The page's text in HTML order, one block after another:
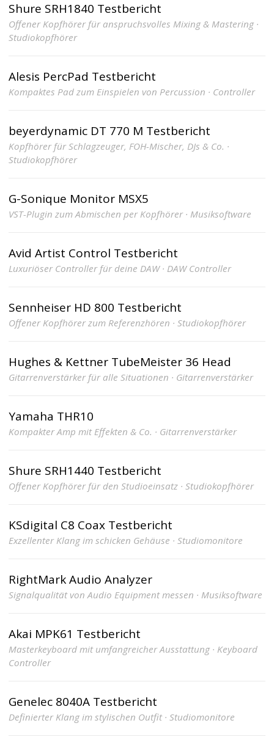
Shure SRH1840 Testbericht
Offener Kopfhörer für anspruchsvolles Mixing & Mastering ·
Studiokopfhörer
Alesis PercPad Testbericht
Kompaktes Pad zum Einspielen von Percussion · Controller
beyerdynamic DT 770 M Testbericht
Kopfhörer für Schlagzeuger, FOH-Mischer, DJs & Co. ·
Studiokopfhörer
G-Sonique Monitor MSX5
VST-Plugin zum Abmischen per Kopfhörer · Musiksoftware
Avid Artist Control Testbericht
Luxuriöser Controller für deine DAW · DAW Controller
Sennheiser HD 800 Testbericht
Offener Kopfhörer zum Referenzhören · Studiokopfhörer
Hughes & Kettner TubeMeister 36 Head
Gitarrenverstärker für alle Situationen · Gitarrenverstärker
Yamaha THR10
Kompakter Amp mit Effekten & Co. · Gitarrenverstärker
Shure SRH1440 Testbericht
Offener Kopfhörer für den Studioeinsatz · Studiokopfhörer
KSdigital C8 Coax Testbericht
Exzellenter Klang im schicken Gehäuse · Studiomonitore
RightMark Audio Analyzer
Signalqualität von Audio Equipment messen · Musiksoftware
Akai MPK61 Testbericht
Masterkeyboard mit umfangreicher Ausstattung · Keyboard
Controller
Genelec 8040A Testbericht
Definierter Klang im stylischen Outfit · Studiomonitore